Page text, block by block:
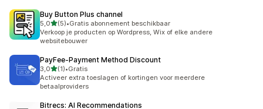
Buy Button Plus channel
5,0van 5 sterren
(5)
5 recensies in totaal
•Gratis abonnement beschikbaar
Verkoop je producten op Wordpress, Wix of elke andere
websitebouwer
PayFee‑Payment Method Discount
3,0van 5 sterren
(1)
1 recensies in totaal
•Gratis
Activeer extra toeslagen of kortingen voor meerdere
betaalproviders
Bitrecs: AI Recommendations